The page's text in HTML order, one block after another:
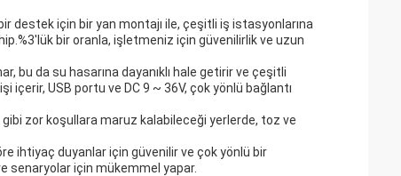
destek için bir yan montajı ile, çeşitli iş istasyonlarına
bir oranla, işletmeniz için güvenilirlik ve uzun
bu da su hasarına dayanıklı hale getirir ve çeşitli
USB portu ve DC 9 ~ 36V, çok yönlü bağlantı
gibi zor koşullara maruz kalabileceği yerlerde, toz ve
ihtiyaç duyanlar için güvenilir ve çok yönlü bir
senaryolar için mükemmel yapar.